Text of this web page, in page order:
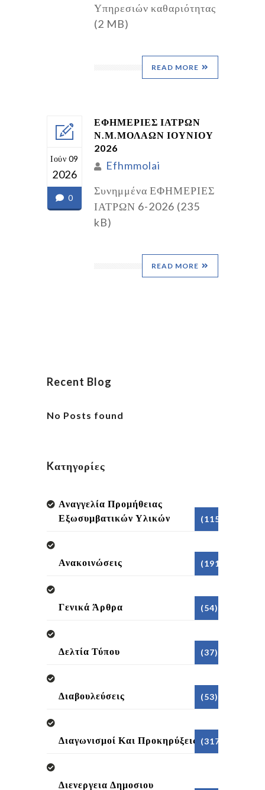
Υπηρεσιών καθαριότητας
(2 MB)
READ MORE
Ιούν 09
2026
0
ΕΦΗΜΕΡΙΕΣ ΙΑΤΡΩΝ
Ν.Μ.ΜΟΛΑΩΝ ΙΟΥΝΙΟΥ
2026
Efhmmolai
Συνημμένα ΕΦΗΜΕΡΙΕΣ
ΙΑΤΡΩΝ 6-2026 (235
kB)
READ MORE
Recent Blog
No Posts found
Kατηγορίες
Αναγγελία Προμήθειας
Εξωσυμβατικών Υλικών
(115)
Ανακοινώσεις (191)
Γενικά Άρθρα (54)
Δελτία Τύπου (37)
Διαβουλεύσεις (53)
Διαγωνισμοί Και Προκηρύξεις (317)
Διενεργεια Δημοσιου